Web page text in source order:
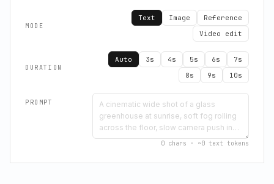
MODE
Text Image
Reference
Video edit
DURATION
Auto 3s 4s 5s 6s
7s
8s
9s 10s
PROMPT
0 chars · ~0 text tokens